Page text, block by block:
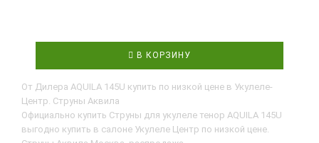
В КОРЗИНУ
От Дилера AQUILA 145U купить по низкой цене в Укулеле-
Центр. Струны Аквила
Официально купить Струны для укулеле тенор AQUILA 145U
выгодно купить в салоне Укулеле Центр по низкой цене.